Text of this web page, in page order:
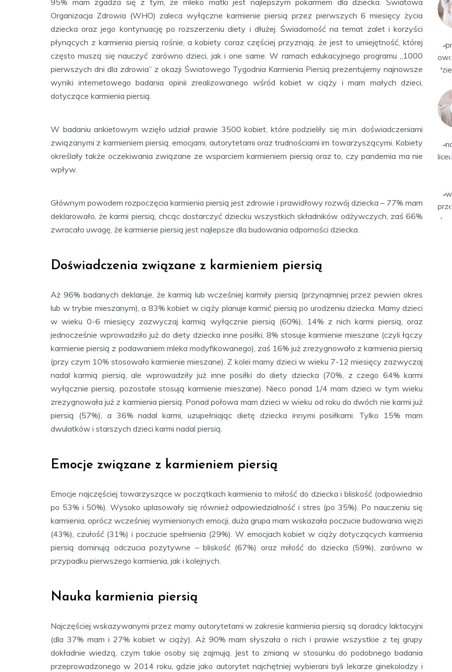
95% mam zgadza się z tym, że mleko matki jest najlepszym pokarmem dla dziecka. Światowa
Organizacja Zdrowia (WHO) zaleca wyłączne karmienie piersią przez pierwszych 6 miesięcy życia
dziecka oraz jego kontynuację po rozszerzeniu diety i dłużej. Świadomość na temat zalet i korzyści
płynących z karmienia piersią rośnie, a kobiety coraz częściej przyznają, że jest to umiejętność, której
często muszą się nauczyć zarówno dzieci, jak i one same. W ramach edukacyjnego programu „1000
pierwszych dni dla zdrowia” z okazji Światowego Tygodnia Karmienia Piersią prezentujemy najnowsze
wyniki internetowego badania opinii zrealizowanego wśród kobiet w ciąży i mam małych dzieci,
dotyczące karmienia piersią.
W badaniu ankietowym wzięło udział prawie 3500 kobiet, które podzieliły się m.in. doświadczeniami
związanymi z karmieniem piersią, emocjami, autorytetami oraz trudnościami im towarzyszącymi. Kobiety
określały także oczekiwania związane ze wsparciem karmieniem piersią oraz to, czy pandemia ma nie
wpływ.
Głównym powodem rozpoczęcia karmienia piersią jest zdrowie i prawidłowy rozwój dziecka – 77% mam
deklarowało, że karmi piersią, chcąc dostarczyć dziecku wszystkich składników odżywczych, zaś 66%
zwracało uwagę, że karmienie piersią jest najlepsze dla budowania odporności dziecka.
Doświadczenia związane z karmieniem piersią
Aż 96% badanych deklaruje, że karmią lub wcześniej karmiły piersią (przynajmniej przez pewien okres
lub w trybie mieszanym), a 83% kobiet w ciąży planuje karmić piersią po urodzeniu dziecka. Mamy dzieci
w wieku 0-6 miesięcy zazwyczaj karmią wyłącznie piersią (60%), 14% z nich karmi piersią, oraz
jednocześnie wprowadziło już do diety dziecka inne posiłki, 8% stosuje karmienie mieszane (czyli łączy
karmienie piersią z podawaniem mleka modyfikowanego), zaś 16% już zrezygnowało z karmienia piersią
(przy czym 10% stosowało karmienie mieszane). Z kolei mamy dzieci w wieku 7-12 miesięcy zazwyczaj
nadal karmią piersią, ale wprowadziły już inne posiłki do diety dziecka (70%, z czego 64% karmi
wyłącznie piersią, pozostałe stosują karmienie mieszane). Nieco ponad 1/4 mam dzieci w tym wieku
zrezygnowała już z karmienia piersią. Ponad połowa mam dzieci w wieku od roku do dwóch nie karmi już
piersią (57%), a 36% nadal karmi, uzupełniając dietę dziecka innymi posiłkami. Tylko 15% mam
dwulatków i starszych dzieci karmi nadal piersią.
Emocje związane z karmieniem piersią
Emocje najczęściej towarzyszące w początkach karmienia to miłość do dziecka i bliskość (odpowiednio
po 53% i 50%). Wysoko uplasowały się również odpowiedzialność i stres (po 35%). Po nauczeniu się
karmienia, oprócz wcześniej wymienionych emocji, duża grupa mam wskazała poczucie budowania więzi
(43%), czułość (31%) i poczucie spełnienia (29%). W emocjach kobiet w ciąży dotyczących karmienia
piersią dominują odczucia pozytywne – bliskość (67%) oraz miłość do dziecka (59%), zarówno w
przypadku pierwszego karmienia, jak i kolejnych.
Nauka karmienia piersią
Najczęściej wskazywanymi przez mamy autorytetami w zakresie karmienia piersią są doradcy laktacyjni
(dla 37% mam i 27% kobiet w ciąży). Aż 90% mam słyszała o nich i prawie wszystkie z tej grupy
dokładnie wiedzą, czym takie osoby się zajmują. Jest to zmianą w stosunku do podobnego badania
przeprowadzonego w 2014 roku, gdzie jako autorytet najchętniej wybierani byli lekarze ginekolodzy i